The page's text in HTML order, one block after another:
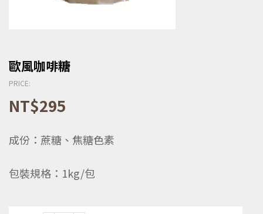
歐風咖啡糖
PRICE:
NT$295
成份：蔗糖、焦糖色素
包裝規格：1kg/包